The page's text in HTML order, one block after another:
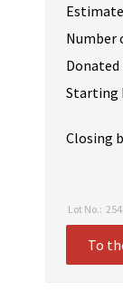
Number
Donated
Starting
Closing
Lot No.:
To